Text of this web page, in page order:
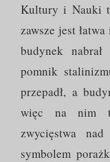
Kultury i Nauki
zawsze jest
budynek
pomnik
przepadł, a
więc na nim
zwycięstwa
symbolem